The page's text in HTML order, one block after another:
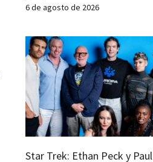
6 de agosto de 2026
Star Trek: Ethan Peck y Paul